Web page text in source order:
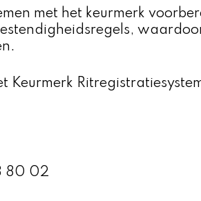
met het keurmerk
Keurmerk
80 02